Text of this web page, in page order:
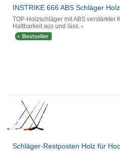
INSTRIKE 666 ABS Schläger
TOP-Holzschläger mit ABS verstärkter
Haltbarkeit aus und läss.
Bestseller
Schläger-Restposten Holz für